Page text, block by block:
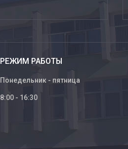
РЕЖИМ РАБОТЫ
Понедельник - пятница
8:00 - 16:30